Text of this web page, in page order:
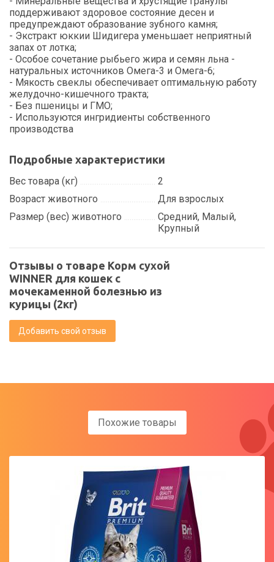
поддерживают здоровое состояние десен и
предупреждают образование зубного камня;
- Экстракт юккии Шидигера уменьшает неприятный
запах от лотка;
- Особое сочетание рыбьего жира и семян льна -
натуральных источников Омега-3 и Омега-6;
- Мякость свеклы обеспечивает оптимальную работу
желудочно-кишечного тракта;
- Без пшеницы и ГМО;
- Используются ингридиенты собственного
производства
Подробные характеристики
Вес товара (кг)
2
Возраст животного
Для взрослых
Размер (вес) животного
Средний, Малый,
Крупный
Отзывы о товаре Корм сухой
WINNER для кошек с
мочекаменной болезнью из
курицы (2кг)
Добавить свой отзыв
Похожие товары